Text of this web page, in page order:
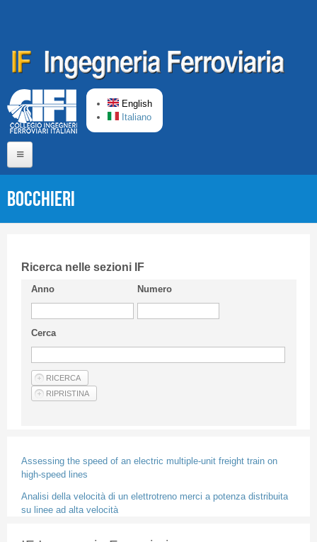
English
Italiano
Short presentation CIFI
Guideline
Privacy & Policy
Articles
BOCCHIERI
Ricerca nelle sezioni IF
Anno Numero
Cerca
Assessing the speed of an electric multiple-unit freight train on
high-speed lines
Analisi della velocità di un elettrotreno merci a potenza distribuita
su linee ad alta velocità